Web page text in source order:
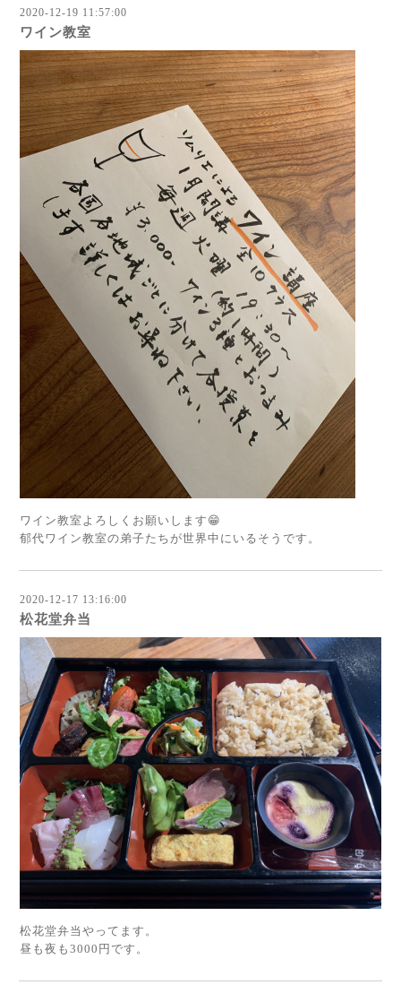
2020-12-19 11:57:00
ワイン教室
ワイン教室よろしくお願いします😁
郁代ワイン教室の弟子たちが世界中にいるそうです。
2020-12-17 13:16:00
松花堂弁当
松花堂弁当やってます。
昼も夜も3000円です。